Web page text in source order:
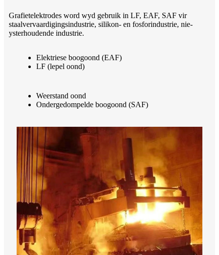
Grafietelektrodes word wyd gebruik in LF, EAF, SAF vir
staalvervaardigingsindustrie, silikon- en fosforindustrie, nie-
ysterhoudende industrie.
Elektriese boogoond (EAF)
LF (lepel oond)
Weerstand oond
Ondergedompelde boogoond (SAF)